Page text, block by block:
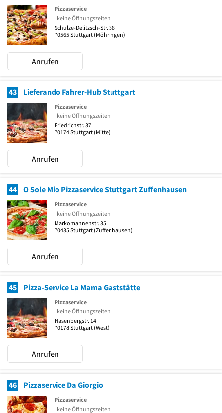
Pizzaservice
keine Öffnungszeiten
Schulze-Delitzsch-Str. 38
70565Stuttgart (Möhringen)
Anrufen
43 Lieferando Fahrer-Hub Stuttgart
Pizzaservice
keine Öffnungszeiten
Friedrichstr. 37
70174Stuttgart (Mitte)
Anrufen
44 O Sole Mio Pizzaservice Stuttgart Zuffenhausen
Pizzaservice
keine Öffnungszeiten
Markomannenstr. 35
70435Stuttgart (Zuffenhausen)
Anrufen
45 Pizza-Service La Mama Gaststätte
Pizzaservice
keine Öffnungszeiten
Hasenbergstr. 14
70178Stuttgart (West)
Anrufen
46 Pizzaservice Da Giorgio
Pizzaservice
keine Öffnungszeiten